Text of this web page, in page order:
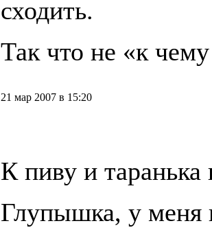
сходить.
Так что не «к
21 мар 2007 в 15:20
К пиву и таранька
Глупышка, у меня